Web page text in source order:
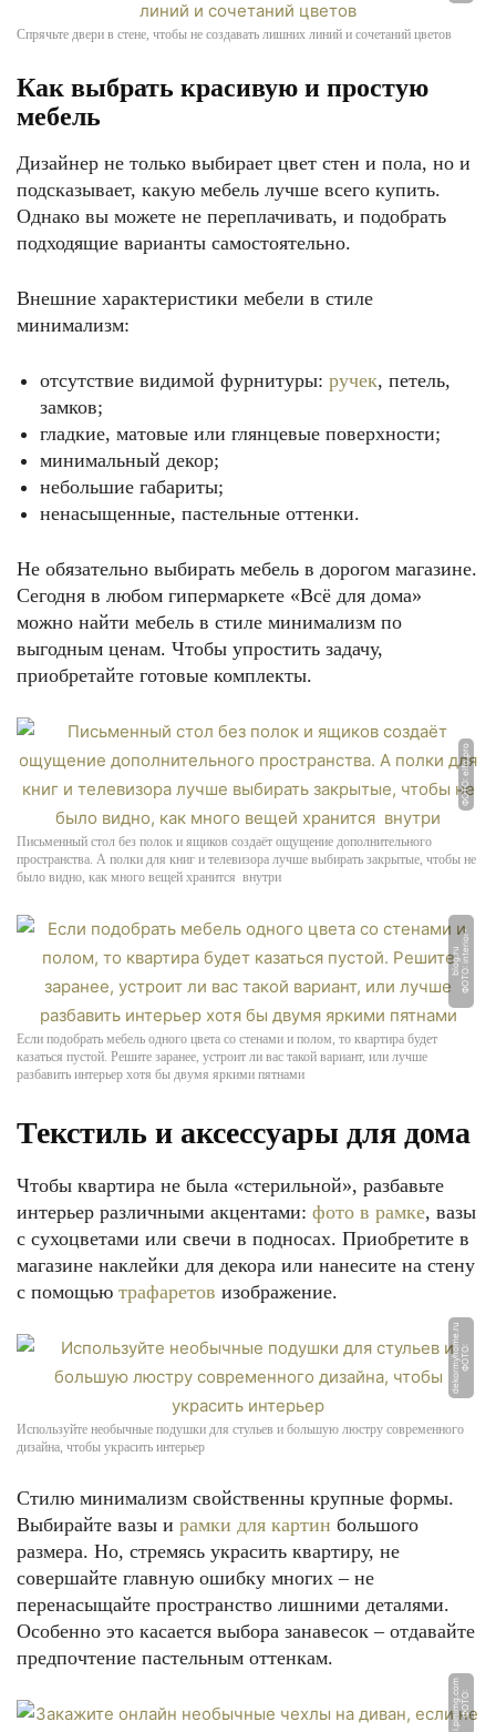
Спрячьте двери в стене, чтобы не создавать лишних линий и сочетаний цветов
Как выбрать красивую и простую
мебель
Дизайнер не только выбирает цвет стен и пола, но и
подсказывает, какую мебель лучше всего купить.
Однако вы можете не переплачивать, и подобрать
подходящие варианты самостоятельно.
Внешние характеристики мебели в стиле
минимализм:
отсутствие видимой фурнитуры: ручек, петель,
замков;
гладкие, матовые или глянцевые поверхности;
минимальный декор;
небольшие габариты;
ненасыщенные, пастельные оттенки.
Не обязательно выбирать мебель в дорогом магазине.
Сегодня в любом гипермаркете «Всё для дома»
можно найти мебель в стиле минимализм по
выгодным ценам. Чтобы упростить задачу,
приобретайте готовые комплекты.
ФОТО: elfo.pro
Письменный стол без полок и ящиков создаёт ощущение дополнительного
пространства. А полки для книг и телевизора лучше выбирать закрытые, чтобы не
было видно, как много вещей хранится внутри
Ф
О
Т
О: i
n
t
eri
o
r
-
bl
o
g.
r
u
Если подобрать мебель одного цвета со стенами и полом, то квартира будет
казаться пустой. Решите заранее, устроит ли вас такой вариант, или лучше
разбавить интерьер хотя бы двумя яркими пятнами
Текстиль и аксессуары для дома
Чтобы квартира не была «стерильной», разбавьте
интерьер различными акцентами: фото в рамке, вазы
с сухоцветами или свечи в подносах. Приобретите в
магазине наклейки для декора или нанесите на стену
с помощью трафаретов изображение.
Ф
О
Т
О:
d
e
k
o
r
m
y
h
o
m
e.
r
u
Используйте необычные подушки для стульев и большую люстру современного
дизайна, чтобы украсить интерьер
Стилю минимализм свойственны крупные формы.
Выбирайте вазы и рамки для картин большого
размера. Но, стремясь украсить квартиру, не
совершайте главную ошибку многих – не
перенасыщайте пространство лишними деталями.
Особенно это касается выбора занавесок – отдавайте
предпочтение пастельным оттенкам.
Ф
О
Т
О:
i.
pi
ni
m
g.
c
o
m